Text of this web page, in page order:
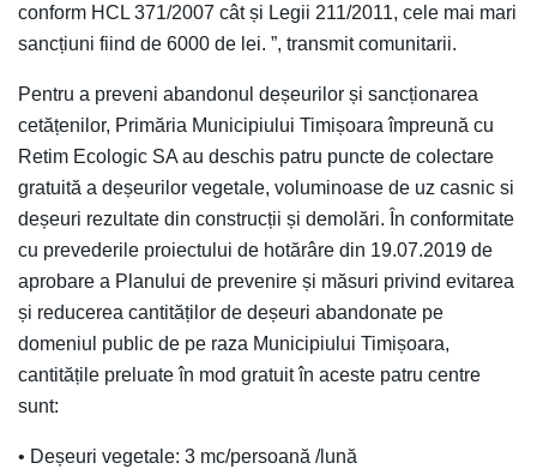
conform HCL 371/2007 cât și Legii 211/2011, cele mai mari
sancțiuni fiind de 6000 de lei. ”, transmit comunitarii.
Pentru a preveni abandonul deșeurilor și sancționarea
cetățenilor, Primăria Municipiului Timișoara împreună cu
Retim Ecologic SA au deschis patru puncte de colectare
gratuită a deșeurilor vegetale, voluminoase de uz casnic si
deșeuri rezultate din construcții și demolări. În conformitate
cu prevederile proiectului de hotărâre din 19.07.2019 de
aprobare a Planului de prevenire și măsuri privind evitarea
și reducerea cantităților de deșeuri abandonate pe
domeniul public de pe raza Municipiului Timișoara,
cantitățile preluate în mod gratuit în aceste patru centre
sunt:
• Deșeuri vegetale: 3 mc/persoană /lună